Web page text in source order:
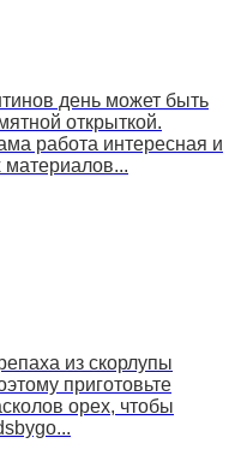
день может быть
открыткой.
работа интересная и
материалов...
из скорлупы
приготовьте
орех, чтобы